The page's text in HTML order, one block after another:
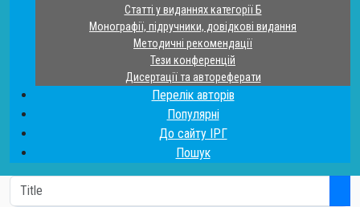
Статті у виданнях категорії Б
Монографії, підручники, довідкові видання
Методичні рекомендації
Тези конференцій
Дисертації та автореферати
Перелік авторів
Популярні
До сайту ІРГ
Пошук